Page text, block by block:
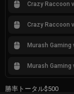
Crazy Raccoon
Crazy Raccoon
Murash
Murash Gaming
勝率トータル$500